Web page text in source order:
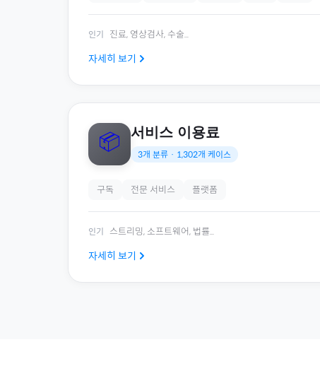
인기 진료, 영상검사, 수술...
자세히 보기
📦 서비스 이용료
3개 분류 · 1,302개 케이스
구독 전문 서비스 플랫폼
인기 스트리밍, 소프트웨어, 법률...
자세히 보기